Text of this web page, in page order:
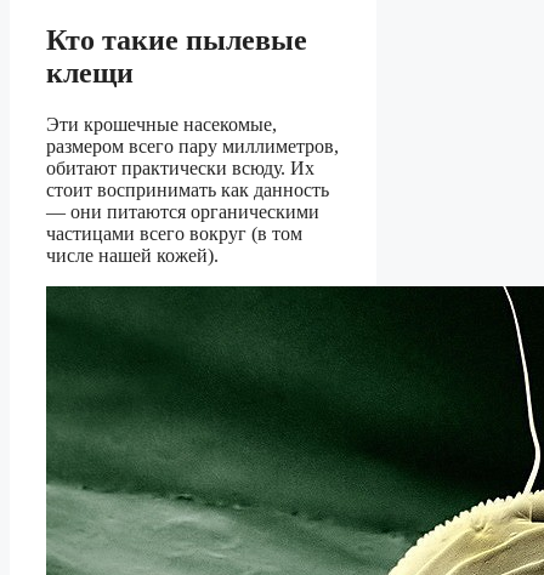
Кто такие пылевые
клещи
Эти крошечные насекомые,
размером всего пару миллиметров,
обитают практически всюду. Их
стоит воспринимать как данность
— они питаются органическими
частицами всего вокруг (в том
числе нашей кожей).